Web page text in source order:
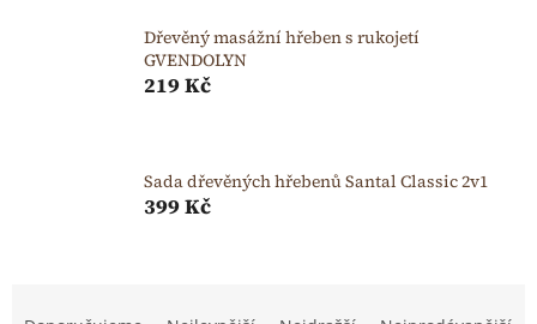
Dřevěný masážní hřeben s rukojetí
GVENDOLYN
219 Kč
Sada dřevěných hřebenů Santal Classic 2v1
399 Kč